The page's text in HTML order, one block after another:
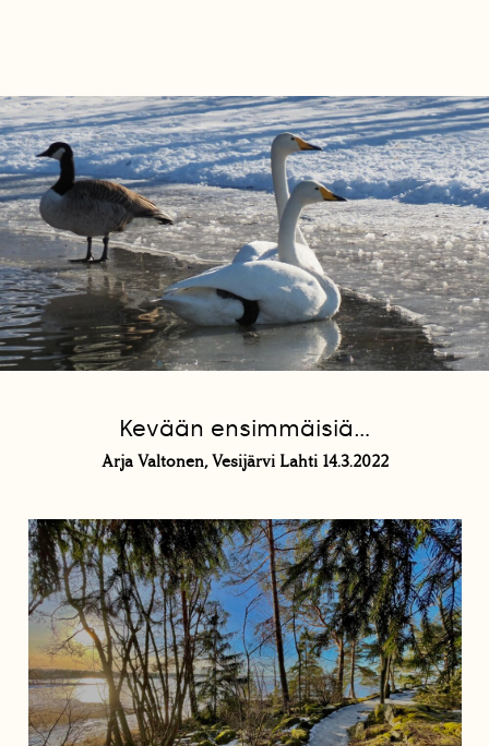
Kevään ensimmäisiä...
Arja Valtonen, Vesijärvi Lahti 14.3.2022